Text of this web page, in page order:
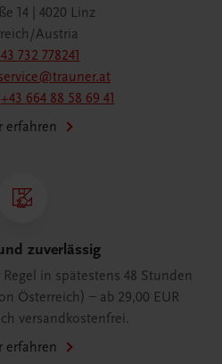
14 | 4020 Linz
Austria
732 778241
+43 664 88 58 69 41
erfahren
zuverlässig
in spätestens 48 Stunden
Österreich) – ab 29,00 EUR
versandkostenfrei.
erfahren